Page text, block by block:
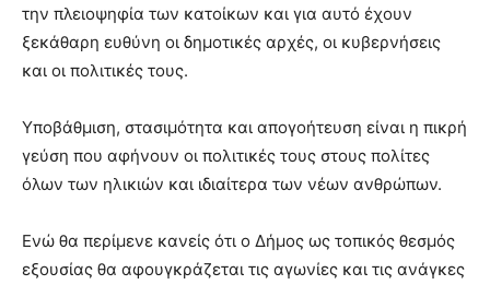
hd
porn
την πλειοψηφία των κατοίκων και για αυτό έχουν
ξεκάθαρη ευθύνη οι δημοτικές αρχές, οι κυβερνήσεις
και οι πολιτικές τους.
Υποβάθμιση, στασιμότητα και απογοήτευση είναι η πικρή
γεύση που αφήνουν οι πολιτικές τους στους πολίτες
όλων των ηλικιών και ιδιαίτερα των νέων ανθρώπων.
Ενώ θα περίμενε κανείς ότι ο Δήμος ως τοπικός θεσμός
εξουσίας θα αφουγκράζεται τις αγωνίες και τις ανάγκες